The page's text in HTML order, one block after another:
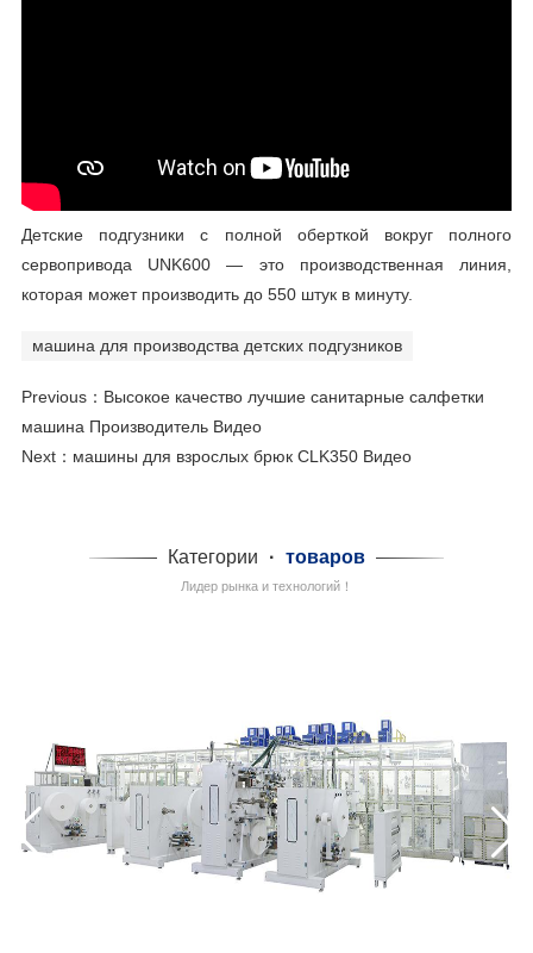
Детские подгузники с полной оберткой вокруг полного
сервопривода UNK600 — это производственная линия,
которая может производить до 550 штук в минуту.
машина для производства детских подгузников
Previous： Высокое качество лучшие санитарные салфетки
машина Производитель Видео
Next： машины для взрослых брюк CLK350 Видео
Категории · товаров
Лидер рынка и технологий！